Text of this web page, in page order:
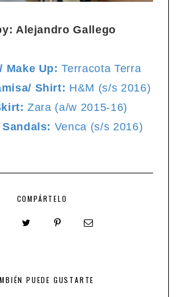
Alejandro Gallego
Make Up: Terracota Terra
Shirt: H&M (s/s 2016)
Zara (a/w 2015-16)
Venca (s/s 2016)
COMPÁRTELO
PUEDE GUSTARTE